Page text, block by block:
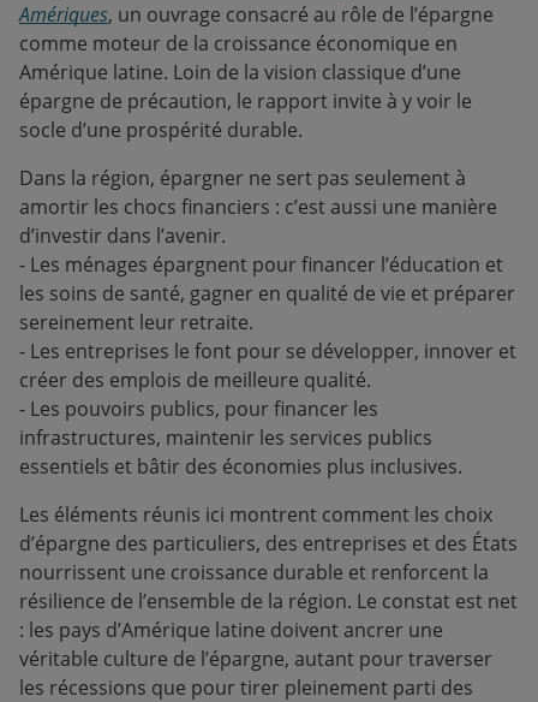
Amériques, un ouvrage consacré au rôle de l’épargne
comme moteur de la croissance économique en
Amérique latine. Loin de la vision classique d’une
épargne de précaution, le rapport invite à y voir le
socle d’une prospérité durable.
Dans la région, épargner ne sert pas seulement à
amortir les chocs financiers : c’est aussi une manière
d’investir dans l’avenir.
- Les ménages épargnent pour financer l’éducation et
les soins de santé, gagner en qualité de vie et préparer
sereinement leur retraite.
- Les entreprises le font pour se développer, innover et
créer des emplois de meilleure qualité.
- Les pouvoirs publics, pour financer les
infrastructures, maintenir les services publics
essentiels et bâtir des économies plus inclusives.
Les éléments réunis ici montrent comment les choix
d’épargne des particuliers, des entreprises et des États
nourrissent une croissance durable et renforcent la
résilience de l’ensemble de la région. Le constat est net
: les pays d’Amérique latine doivent ancrer une
véritable culture de l’épargne, autant pour traverser
les récessions que pour tirer pleinement parti des